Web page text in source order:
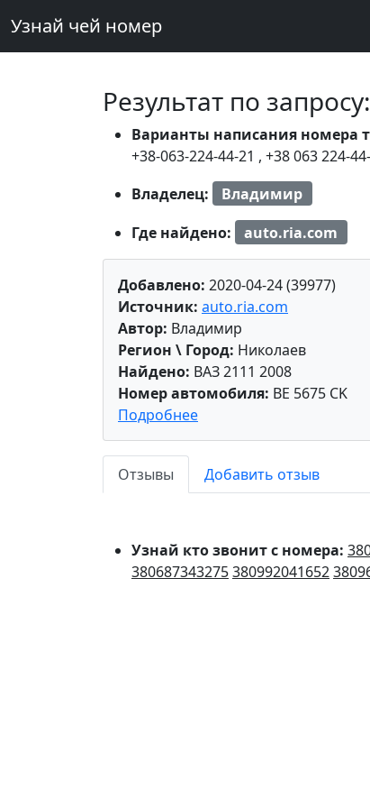
Узнай чей номер
Результат по
Варианты написания номера
+38-063-224-44-21 , +38 063 224-
Владелец:
Владимир
Где найдено:
auto.ria.com
Добавлено: 2020-04-24 (39977)
Источник: auto.ria.com
Автор: Владимир
Регион \ Город: Николаев
Найдено: ВАЗ 2111 2008
Номер автомобиля: BE 5675 CK
Подробнее
Отзывы
Добавить отзыв
Узнай кто звонит с номера:
380687343275380992041652